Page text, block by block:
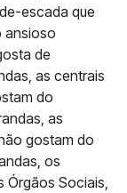
escada que
ansioso
de
as centrais
do
as
gostam do
os
Sociais,